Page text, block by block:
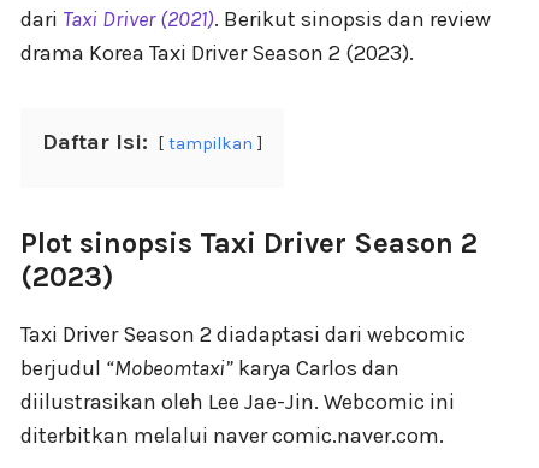
dari Taxi Driver (2021). Berikut sinopsis dan review
drama Korea Taxi Driver Season 2 (2023).
Daftar Isi: tampilkan
Plot sinopsis Taxi Driver Season 2
(2023)
Taxi Driver Season 2 diadaptasi dari webcomic
berjudul “Mobeomtaxi” karya Carlos dan
diilustrasikan oleh Lee Jae-Jin. Webcomic ini
diterbitkan melalui naver comic.naver.com.